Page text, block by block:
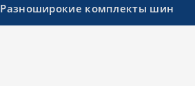
Разноширокие комплекты шин